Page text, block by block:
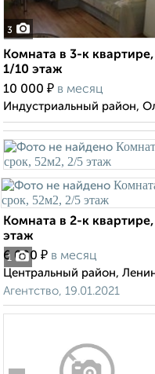
3
Комната в 3-к
1/10 этаж
10 000 ₽ в месяц
Индустриальный район,
1
Комната в 2-к
этаж
6 000 ₽ в месяц
Центральный район,
Агентство, 19.01.2021